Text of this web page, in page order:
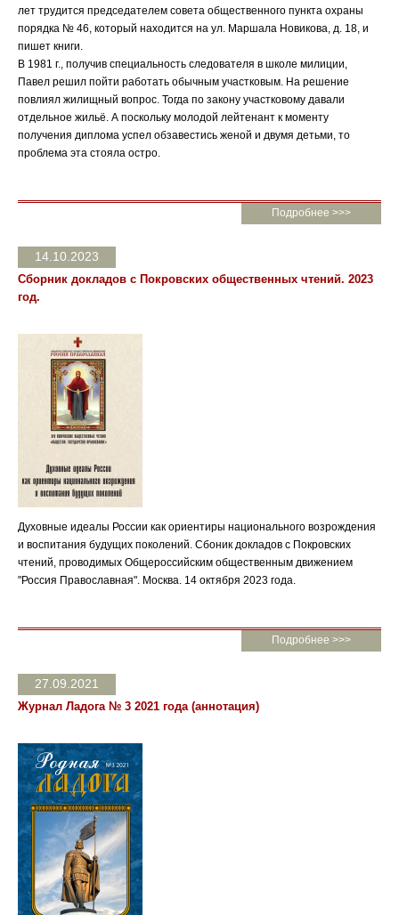
лет трудится председателем совета общественного пункта охраны
порядка № 46, который находится на ул. Маршала Новикова, д. 18, и
пишет книги.
В 1981 г., получив специальность следователя в школе милиции,
Павел решил пойти работать обычным участковым. На решение
повлиял жилищный вопрос. Тогда по закону участковому давали
отдельное жильё. А поскольку молодой лейтенант к моменту
получения диплома успел обзавестись женой и двумя детьми, то
проблема эта стояла остро.
Подробнее >>>
14.10.2023
Сборник докладов с Покровских общественных чтений. 2023
год.
Духовные идеалы России как ориентиры национального возрождения
и воспитания будущих поколений. Сбоник докладов с Покровских
чтений, проводимых Общероссийским общественным движением
"Россия Православная". Москва. 14 октября 2023 года.
Подробнее >>>
27.09.2021
Журнал Ладога № 3 2021 года (аннотация)